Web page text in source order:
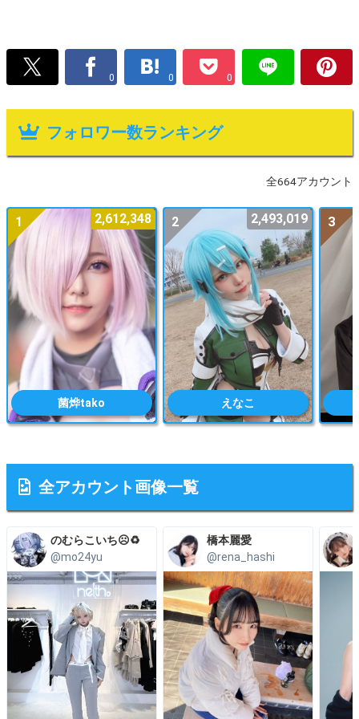
0 0 0
フォロワー数ランキング
全664アカウント
菌烨tako
1 2,612,348
えなこ
2 2,493,019 3
全アカウント画像一覧
のむらこいち☹️♻️
@mo24yu
橋本麗愛
@rena_hashi